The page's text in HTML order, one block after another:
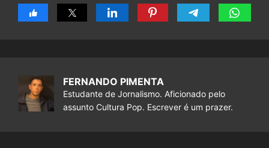
FERNANDO PIMENTA
Estudante de Jornalismo. Aficionado pelo
assunto Cultura Pop. Escrever é um prazer.